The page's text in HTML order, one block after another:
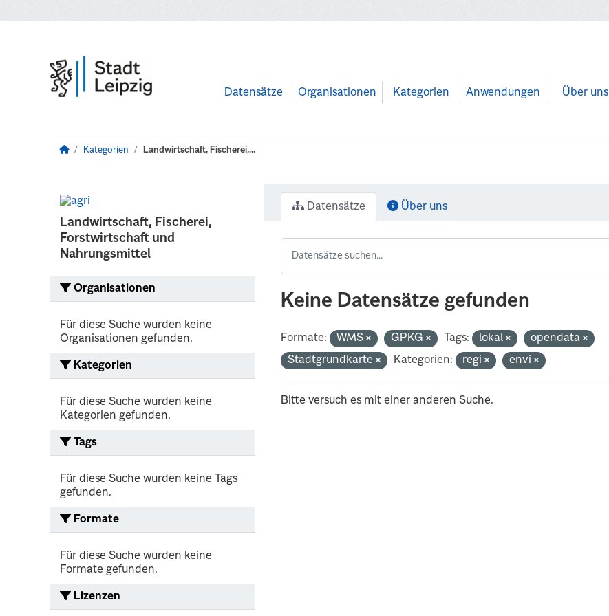
Datensätze Organisationen Kategorien Anwendungen Über uns
Kategorien Landwirtschaft, Fischerei,...
Landwirtschaft, Fischerei,
Forstwirtschaft und
Nahrungsmittel
Organisationen
Für diese Suche wurden keine
Organisationen gefunden.
Kategorien
Für diese Suche wurden keine
Kategorien gefunden.
Tags
Für diese Suche wurden keine Tags
gefunden.
Formate
Für diese Suche wurden keine
Formate gefunden.
Lizenzen
Datensätze Über uns
Keine Datensätze gefunden
Formate: WMS GPKG Tags: lokal
opendata
Stadtgrundkarte
Kategorien: regi envi
Bitte versuch es mit einer anderen Suche.